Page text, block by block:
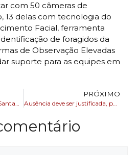
com 50 câmeras de
13 delas com tecnologia do
Facial, ferramenta
de foragidos da
de Observação Elevadas
suporte para as equipes em
Bruno Reis anuncia Léo Santana na contagem regressiva do Festival Virada Salvador
PRÓXIMO
Ausência deve ser justificada, pois no segundo turno não terá voto em trânsito